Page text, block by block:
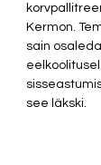
Kermon.
sain
see läkski.